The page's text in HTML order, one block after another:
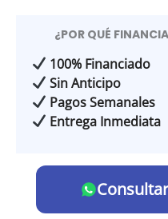
¿POR QUÉ
100% Financiado
Sin Anticipo
Pagos Semanales
Entrega Inmediata